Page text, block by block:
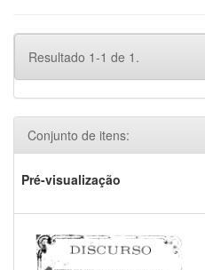
Resultado 1-1 de 1.
Conjunto de itens:
Pré-visualização